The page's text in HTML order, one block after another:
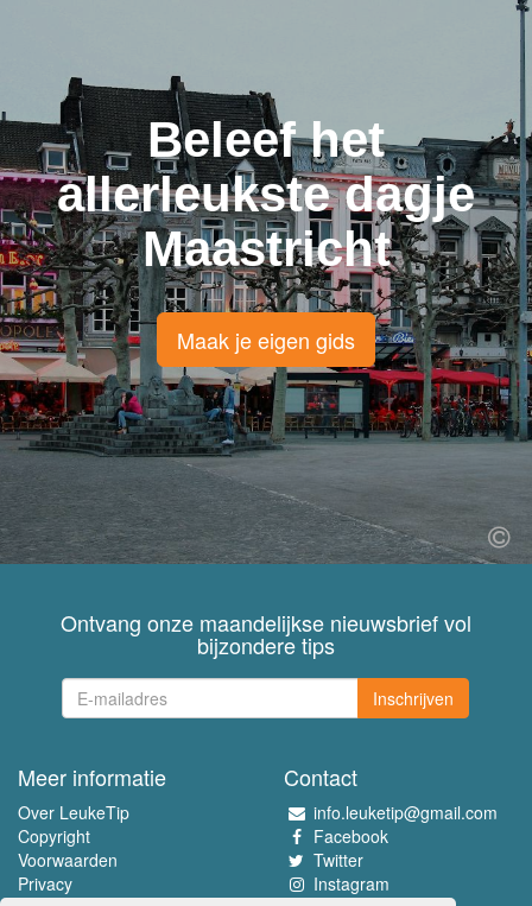
Beleef het
allerleukste dagje
Maastricht
Maak je eigen gids
Ontvang onze maandelijkse nieuwsbrief vol
bijzondere tips
Inschrijven
Meer informatie
Over LeukeTip
Copyright
Voorwaarden
Privacy
Contact
info.leuketip@gmail.com
Facebook
Twitter
Instagram